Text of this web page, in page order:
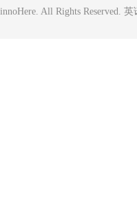
innoHere. All Rights Reserved.